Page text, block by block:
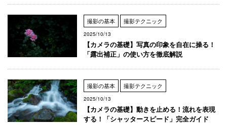
撮影の基本 撮影テクニック
2025/10/13
【カメラの基礎】写真の印象を自在に操る！
「露出補正」の使い方を徹底解説
撮影の基本 撮影テクニック
2025/10/13
【カメラの基礎】動きを止める！流れを表現
する！「シャッタースピード」完全ガイド